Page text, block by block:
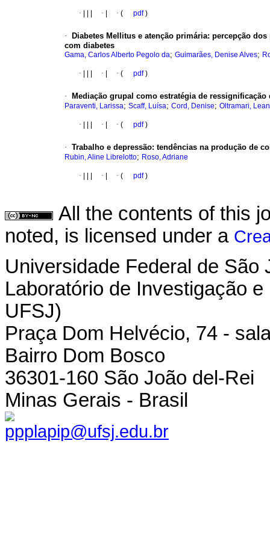
· · · ( pdf)
· Diabetes Mellitus e atenção primária: percepção
com diabetes
Gama, Carlos Alberto Pegolo da; Guimarães, Denise Alves;
· · · ( pdf)
· Mediação grupal como estratégia de ressignificação
Paraventi, Larissa; Scaff, Luísa; Cord, Denise; Oltramari,
· · · ( pdf)
· Trabalho e depressão: tendências na produção de
Rubin, Aline Librelotto; Roso, Adriane
· · · ( pdf)
All the contents of this
noted, is licensed under a
Universidade Federal de São
Laboratório de Investigação
UFSJ)
Praça Dom Helvécio, 74 -
Bairro Dom Bosco
36301-160 São João del-Rei
Minas Gerais - Brasil
ppplapip@ufsj.edu.br